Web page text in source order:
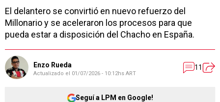
El delantero se convirtió en nuevo refuerzo del
Millonario y se aceleraron los procesos para que
pueda estar a disposición del Chacho en España.
Enzo Rueda
Actualizado el 01/07/2026 - 10:12hs ART
11
Seguí a LPM en Google!